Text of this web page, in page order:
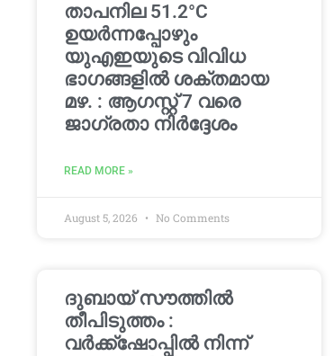
താപനില 51.2°C
ഉയർന്നപ്പോഴും
യുഎഇയുടെ വിവിധ
ഭാഗങ്ങളിൽ ശക്തമായ
മഴ. : ആഗസ്റ്റ് 7 വരെ
ജാഗ്രതാ നിർദ്ദേശം
READ MORE »
August 5, 2026 No Comments
ദുബായ് സൗത്തിൽ
തീപിടുത്തം :
വർക്ക്‌ഷോപ്പിൽ നിന്ന്